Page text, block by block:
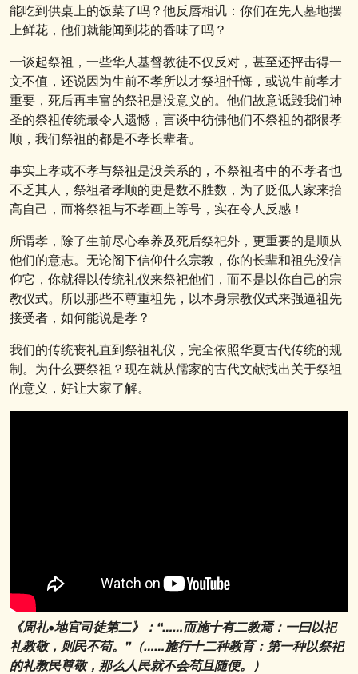
能吃到供桌上的饭菜了吗？他反唇相讥：你们在先人墓地摆
上鲜花，他们就能闻到花的香味了吗？
一谈起祭祖，一些华人基督教徒不仅反对，甚至还抨击得一
文不值，还说因为生前不孝所以才祭祖忏悔，或说生前孝才
重要，死后再丰富的祭祀是没意义的。他们故意诋毁我们神
圣的祭祖传统最令人遗憾，言谈中彷佛他们不祭祖的都很孝
顺，我们祭祖的都是不孝长辈者。
事实上孝或不孝与祭祖是没关系的，不祭祖者中的不孝者也
不乏其人，祭祖者孝顺的更是数不胜数，为了贬低人家来抬
高自己，而将祭祖与不孝画上等号，实在令人反感！
所谓孝，除了生前尽心奉养及死后祭祀外，更重要的是顺从
他们的意志。无论阁下信仰什么宗教，你的长辈和祖先没信
仰它，你就得以传统礼仪来祭祀他们，而不是以你自己的宗
教仪式。所以那些不尊重祖先，以本身宗教仪式来强逼祖先
接受者，如何能说是孝？
我们的传统丧礼直到祭祖礼仪，完全依照华夏古代传统的规
制。为什么要祭祖？现在就从儒家的古代文献找出关于祭祖
的意义，好让大家了解。
《周礼•地官司徒第二》：“……而施十有二教焉：一曰以祀
礼教敬，则民不苟。”（……施行十二种教育：第一种以祭祀
的礼教民尊敬，那么人民就不会苟且随便。）